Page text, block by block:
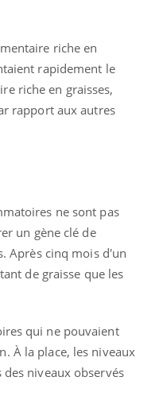
riche en
rapidement le
riche en graisses,
rapport aux autres
ne sont pas
un gène clé de
Après cinq mois d'un
de graisse que les
qui ne pouvaient
À la place, les niveaux
niveaux observés
mentale : et si on
Youtube
dans le diabète de type 2